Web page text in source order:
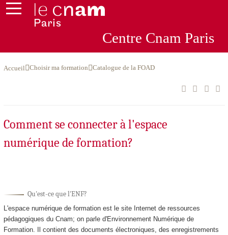
Centre Cnam Paris
Accueil Choisir ma formation Catalogue de la FOAD
Comment se connecter à l'espace
numérique de formation?
Qu'est-ce que l'ENF?
L'espace numérique de formation est le site Internet de ressources
pédagogiques du Cnam; on parle d'Environnement Numérique de
Formation. Il contient des documents électroniques, des enregistrements